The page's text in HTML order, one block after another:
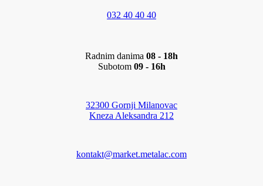
032 40 40 40
Radnim danima 08 - 18h
Subotom 09 - 16h
32300 Gornji Milanovac
Kneza Aleksandra 212
kontakt@market.metalac.com